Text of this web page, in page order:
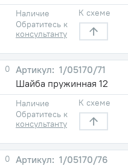
Наличие
Обратитесь к
консультанту
К схеме
0
1/05170/71
Шайба пружинная 12
Наличие
Обратитесь к
консультанту
К схеме
0
1/05170/76